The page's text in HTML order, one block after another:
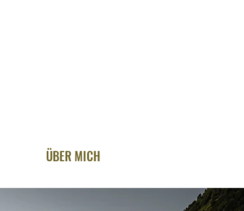
ÜBER MICH